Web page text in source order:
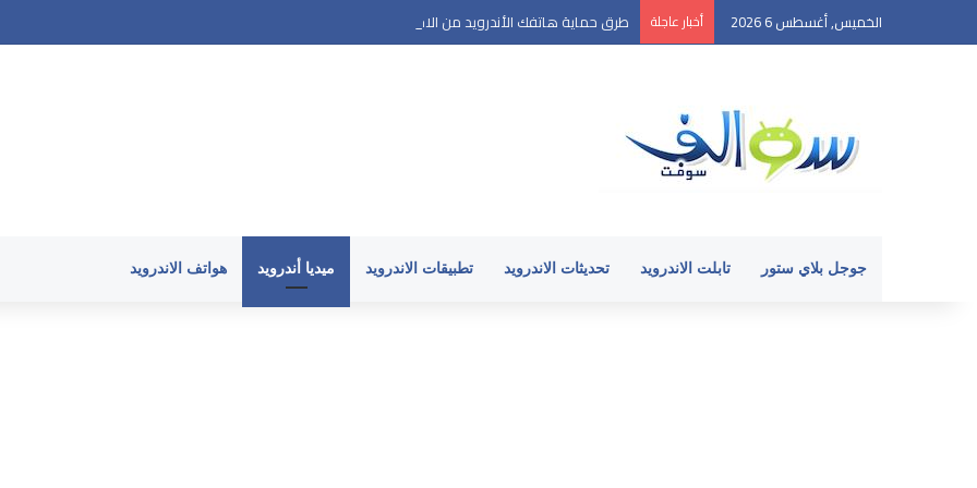
الخميس, أغسطس 6 2026 أخبار عاجلة طرق حماية هاتفك الأندرويد من الاختراق
جوجل بلاي ستور تابلت الاندرويد تحديثات الاندرويد تطبيقات الاندرويد ميديا أندرويد هواتف الاندرويد